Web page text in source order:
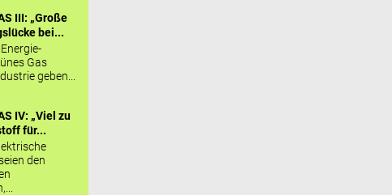
III: „Große
bei...
Gas
geben...
IV: „Viel zu
für...
den